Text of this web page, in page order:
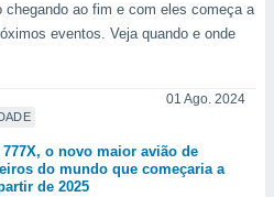
ao fim e com eles começa a
eventos. Veja quando e onde
01 Ago. 2024
777X, o novo maior avião de
do mundo que começaria a
de 2025